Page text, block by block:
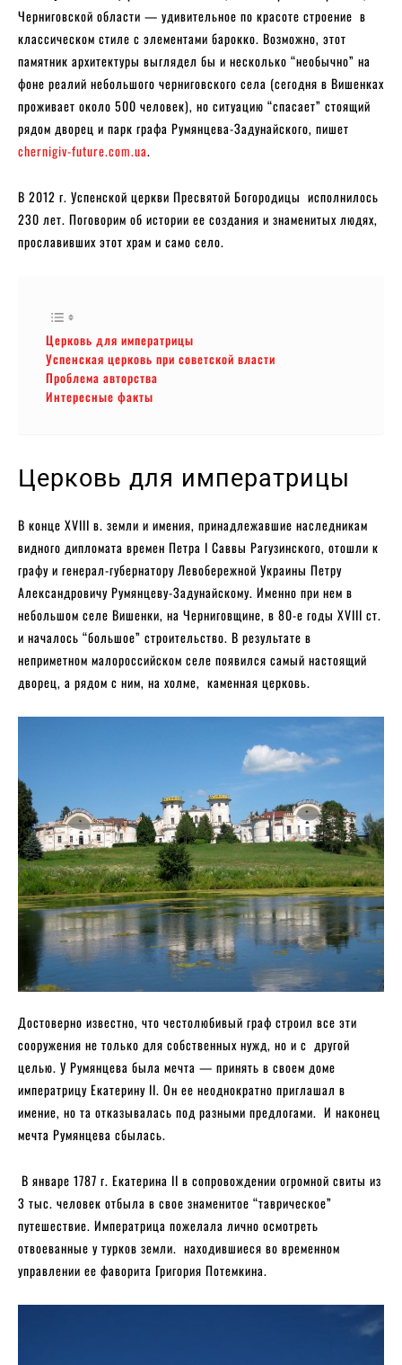
Черниговской области — удивительное по красоте строение в
классическом стиле с элементами барокко. Возможно, этот
памятник архитектуры выглядел бы и несколько “необычно” на
фоне реалий небольшого черниговского села (сегодня в Вишенках
проживает около 500 человек), но ситуацию “спасает” стоящий
рядом дворец и парк графа Румянцева-Задунайского, пишет
chernigiv-future.com.ua.
В 2012 г. Успенской церкви Пресвятой Богородицы исполнилось
230 лет. Поговорим об истории ее создания и знаменитых людях,
прославивших этот храм и само село.
Церковь для императрицы
Успенская церковь при советской власти
Проблема авторства
Интересные факты
Церковь для императрицы
В конце XVIII в. земли и имения, принадлежавшие наследникам
видного дипломата времен Петра I Саввы Рагузинского, отошли к
графу и генерал-губернатору Левобережной Украины Петру
Александровичу Румянцеву-Задунайскому. Именно при нем в
небольшом селе Вишенки, на Черниговщине, в 80-е годы XVIII ст.
и началось “большое” строительство. В результате в
неприметном малороссийском селе появился самый настоящий
дворец, а рядом с ним, на холме, каменная церковь.
Достоверно известно, что честолюбивый граф строил все эти
сооружения не только для собственных нужд, но и с другой
целью. У Румянцева была мечта — принять в своем доме
императрицу Екатерину II. Он ее неоднократно приглашал в
имение, но та отказывалась под разными предлогами. И наконец
мечта Румянцева сбылась.
В январе 1787 г. Екатерина II в сопровождении огромной свиты из
3 тыс. человек отбыла в свое знаменитое “таврическое”
путешествие. Императрица пожелала лично осмотреть
отвоеванные у турков земли. находившиеся во временном
управлении ее фаворита Григория Потемкина.